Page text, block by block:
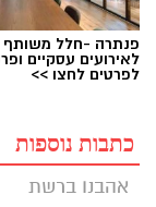
פנתרה -חלל משותף
לאירועים עסקיים
לפרטים לחצו >>
כתבות נוספות
אהבנו ברשת